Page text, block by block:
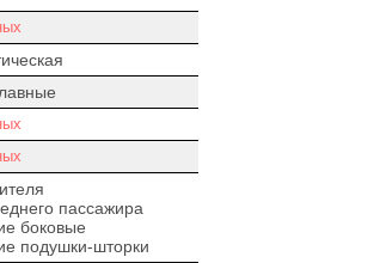
пассажира
боковые
подушки-шторки